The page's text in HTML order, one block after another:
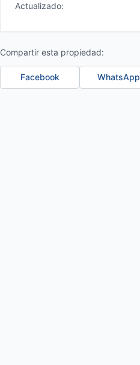
Actualizado:
Compartir esta propiedad:
Facebook WhatsApp